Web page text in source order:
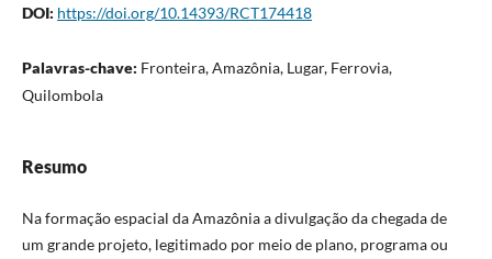
DOI: https://doi.org/10.14393/RCT174418
Palavras-chave: Fronteira, Amazônia, Lugar, Ferrovia,
Quilombola
Resumo
Na formação espacial da Amazônia a divulgação da chegada de
um grande projeto, legitimado por meio de plano, programa ou